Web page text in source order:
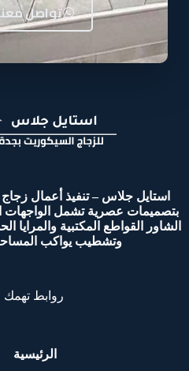
تواصل
استايل جلاس – تنفيذ أعمال
بتصميمات عصرية تشمل الواجهات
الشاور القواطع المكتبية والمرايا
وتشطيب يواكب
روابط تهمك
الرئيسية